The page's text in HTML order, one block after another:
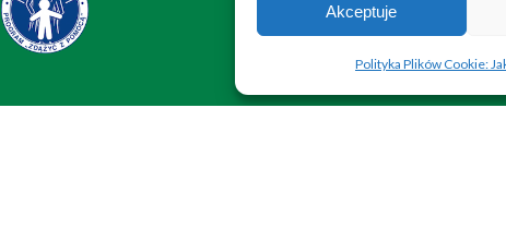
Akceptuje
Polityka Plików Cookie: